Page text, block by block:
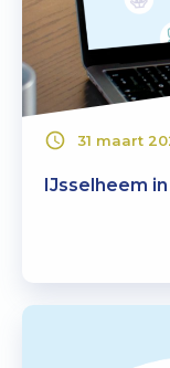
IJsselheem
31 maart